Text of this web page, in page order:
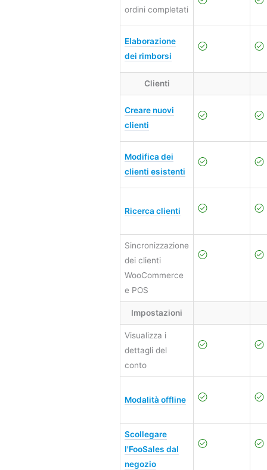
ordini completati
Elaborazione
dei rimborsi
Clienti
Creare nuovi
clienti
Modifica dei
clienti esistenti
Ricerca clienti
Sincronizzazione
dei clienti
WooCommerce
e POS
Impostazioni
Visualizza i
dettagli del
conto
Modalità offline
Scollegare
l'FooSales dal
negozio